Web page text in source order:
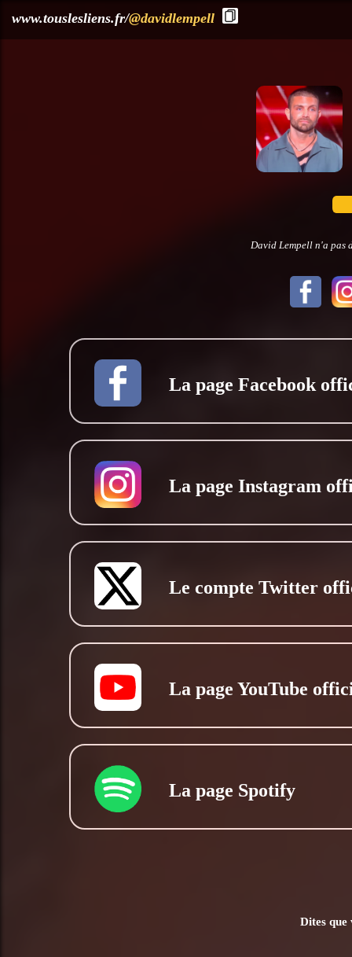
www.touslesliens.fr/@davidlempell
David Lempell n'a pas
La page Facebook
La page Instagram
Le compte Twitter
La page YouTube
La page Spotify
Dites que